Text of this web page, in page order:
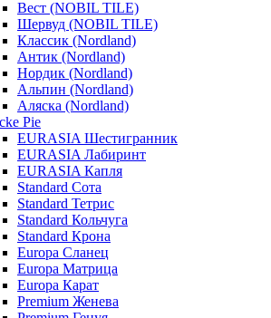
Вест (NOBIL TILE)
Шервуд (NOBIL TILE)
Классик (Nordland)
Антик (Nordland)
Нордик (Nordland)
Альпин (Nordland)
Аляска (Nordland)
Pie
EURASIA Шестигранник
EURASIA Лабиринт
EURASIA Капля
Standard Сота
Standard Тетрис
Standard Кольчуга
Standard Крона
Europa Сланец
Europa Матрица
Europa Карат
Premium Женева